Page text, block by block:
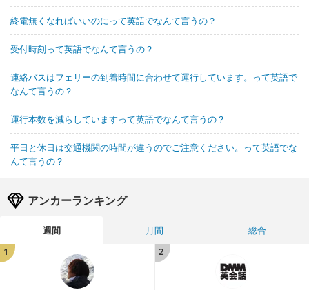
終電無くなればいいのにって英語でなんて言うの？
受付時刻って英語でなんて言うの？
連絡バスはフェリーの到着時間に合わせて運行しています。って英語で
なんて言うの？
運行本数を減らしていますって英語でなんて言うの？
平日と休日は交通機関の時間が違うのでご注意ください。って英語でな
んて言うの？
アンカーランキング
週間 月間
総合
1
2